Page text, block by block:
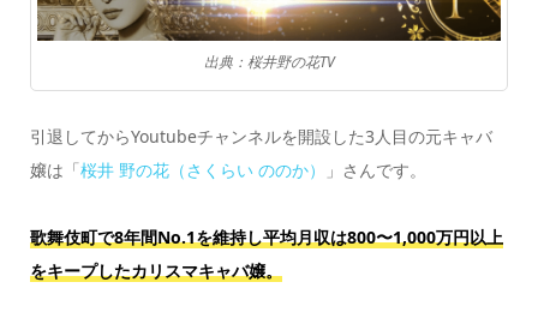
出典：桜井野の花TV
引退してからYoutubeチャンネルを開設した3人目の元キャバ
嬢は「桜井 野の花（さくらい ののか） 」さんです。
歌舞伎町で8年間No.1を維持し平均月収は800〜1,000万円以上
をキープしたカリスマキャバ嬢。